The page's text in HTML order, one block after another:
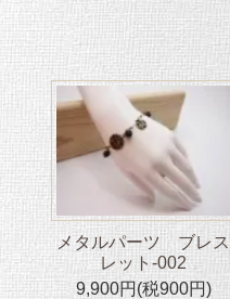
メタルパーツ ブレス
レット-002
9,900円(税900円)